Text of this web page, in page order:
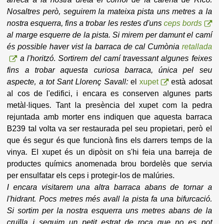
Nosaltres però, seguirem la mateixa pista uns metres a la
nostra esquerra, fins a trobar les restes d'uns ceps bords
al marge esquerre de la pista. Si mirem per damunt el camí
és possible haver vist la barraca de cal Cumònia retallada
a l'horitzó. Sortirem del camí travessant algunes feixes
fins a trobar aquesta curiosa barraca, única pel seu
aspecte, a tot Sant Llorenç Savall: elxupet
està adosat
al cos de l'edifici, i encara es conserven algunes parts
metàl·liques. Tant la presència del xupet com la pedra
rejuntada amb morter ens indiquen que aquesta barraca
B239 tal volta va ser restaurada pel seu propietari, però el
que és segur és que funcionà fins els darrers temps de la
vinya. El xupet és un dipòsit on s'hi feia una barreja de
productes químics anomenada brou bordelès que servia
per ensulfatar els ceps i protegir-los de malúries.
I encara visitarem una altra barraca abans de tornar a
l'hidrant. Pocs metres més avall la pista fa una bifurcació.
Si sortim per la nostra esquerra uns metres abans de la